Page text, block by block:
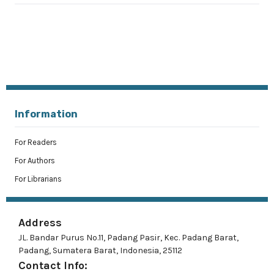
Information
For Readers
For Authors
For Librarians
Address
JL. Bandar Purus No.11, Padang Pasir, Kec. Padang Barat,
Padang, Sumatera Barat, Indonesia, 25112
Contact Info: